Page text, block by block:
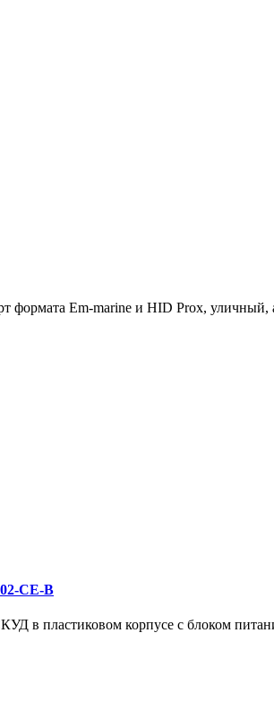
формата Em-marine и HID Prox,
CE-B
в пластиковом корпусе с блоком